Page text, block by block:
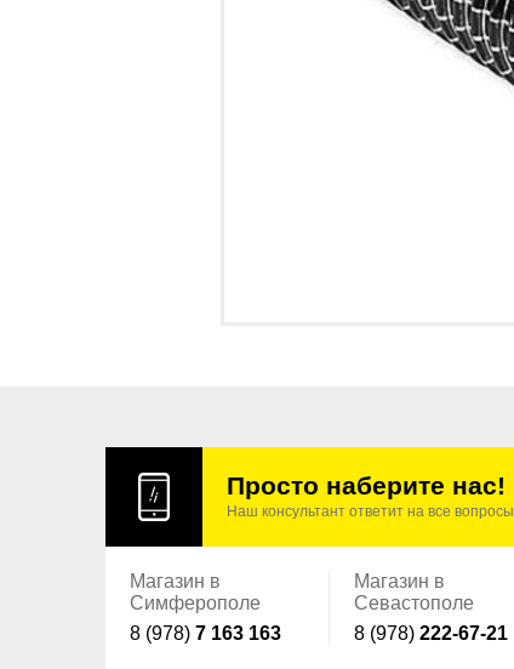
Просто наберите нас!
Наш консультант ответит на все вопросы
Магазин в
Симферополе
8 (978) 7 163 163
Магазин в
Севастополе
8 (978) 222-67-21